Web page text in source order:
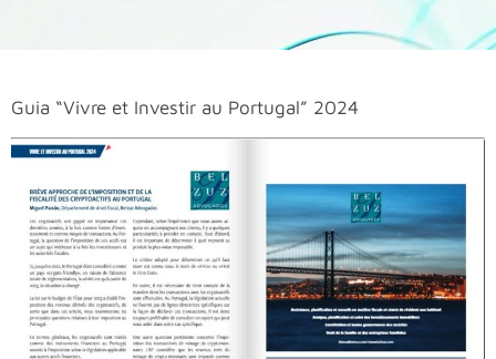
Guia “Vivre et Investir au Portugal” 2024